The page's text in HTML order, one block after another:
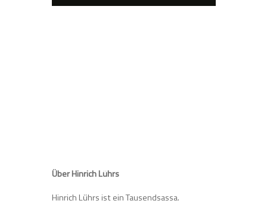
Über Hinrich Lührs
Hinrich Lührs ist ein Tausendsassa.